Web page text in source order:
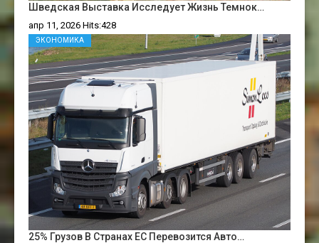
Шведская Выставка Исследует Жизнь Темнок…
апр 11, 2026 Hits:428
25% Грузов В Странах ЕС Перевозится Авто…
ЭКОНОМИКА